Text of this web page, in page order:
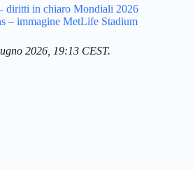
diritti in chiaro Mondiali 2026
– immagine MetLife Stadium
2026, 19:13 CEST.